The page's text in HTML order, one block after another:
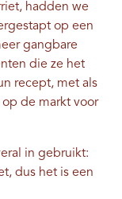
hadden we
op een
gangbare
die ze het
recept, met als
de markt voor
in gebruikt:
dus het is een